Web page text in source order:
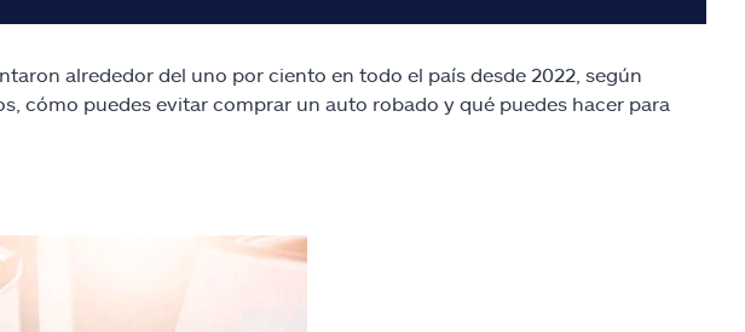
alrededor del uno por ciento en todo el país desde 2022, según
cómo puedes evitar comprar un auto robado y qué puedes hacer para